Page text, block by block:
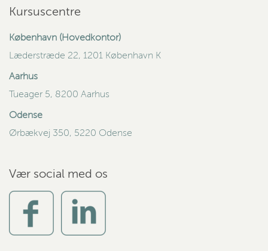
Kursuscentre
København (Hovedkontor)
Læderstræde 22, 1201 København K
Aarhus
Tueager 5, 8200 Aarhus
Odense
Ørbækvej 350, 5220 Odense
Vær social med os